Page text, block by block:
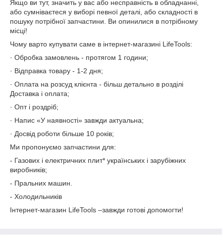
Якщо ви тут, значить у вас або несправність в обладнанні,
або сумніваєтеся у виборі певної деталі, або складності в
пошуку потрібної запчастини. Ви опинилися в потрібному
місці!
Чому варто купувати саме в інтернет-магазині LifeTools:
· Обробка замовлень - протягом 1 години;
· Відправка товару - 1-2 дня;
· Оплата на розсуд клієнта - більш детально в розділі
Доставка і оплата;
· Опт і роздріб;
· Напис «У наявності» завжди актуальна;
· Досвід роботи більше 10 років;
Ми пропонуємо запчастини для:
- Газових і електричних плит* українських і зарубіжних
виробників;
- Пральних машин.
- Холодильників
Інтернет-магазин LifeTools –завжди готові допомогти!